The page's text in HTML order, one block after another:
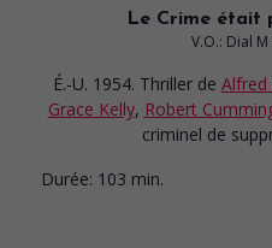
Le Crime était
V.O.: Dial
É.-U. 1954. Thriller de Alfred
Grace Kelly, Robert
criminel de
Durée: 103 min.